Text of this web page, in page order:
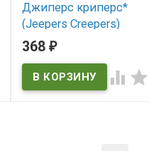
Джиперс криперс*
(Jeepers Creepers)
В наличии
Jeepers Creepers
368₽
 